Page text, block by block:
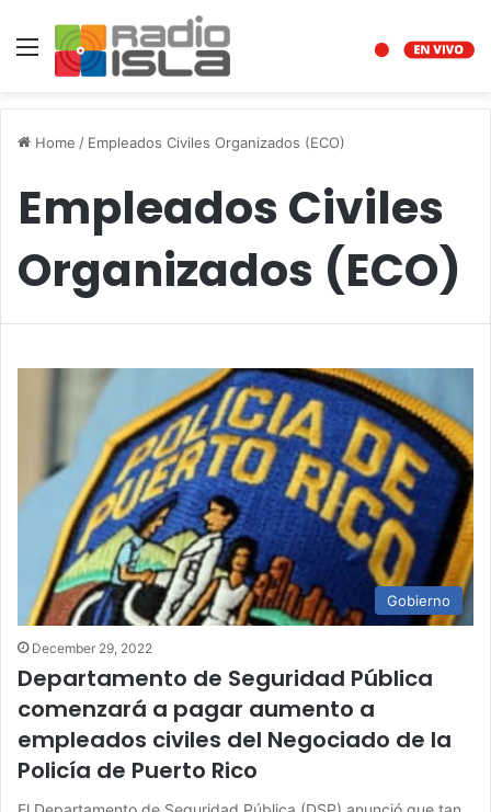
Menu
Home / Empleados Civiles Organizados (ECO)
Empleados Civiles
Organizados (ECO)
Gobierno
December 29, 2022
Departamento de Seguridad Pública
comenzará a pagar aumento a
empleados civiles del Negociado de la
Policía de Puerto Rico